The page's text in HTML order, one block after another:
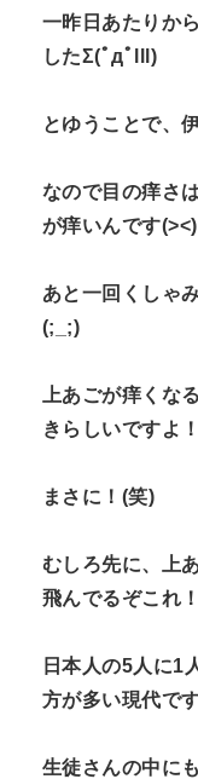
一昨日あたりか
したΣ(ﾟдﾟlll)
とゆうことで、
なので目の痒さ
が痒いんです(><)
あと一回くしゃ
(;_;)
上あごが痒くな
きらしいですよ！
まさに！(笑)
むしろ先に、上
飛んでるぞこれ
日本人の5人に1
方が多い現代で
生徒さんの中に